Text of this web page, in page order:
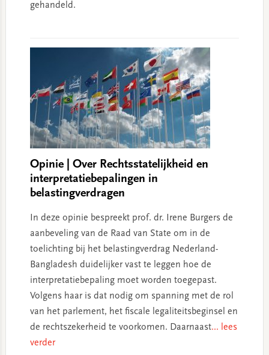
gehandeld.
Opinie | Over Rechtsstatelijkheid en
interpretatiebepalingen in
belastingverdragen
In deze opinie bespreekt prof. dr. Irene Burgers de
aanbeveling van de Raad van State om in de
toelichting bij het belastingverdrag Nederland-
Bangladesh duidelijker vast te leggen hoe de
interpretatiebepaling moet worden toegepast.
Volgens haar is dat nodig om spanning met de rol
van het parlement, het fiscale legaliteitsbeginsel en
de rechtszekerheid te voorkomen. Daarnaast... lees
verder